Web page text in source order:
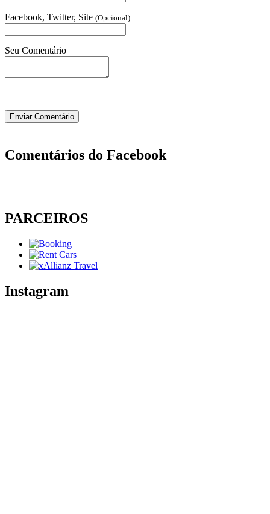
Facebook, Twitter, Site (Opcional)
Seu Comentário
Comentários do Facebook
PARCEIROS
Instagram